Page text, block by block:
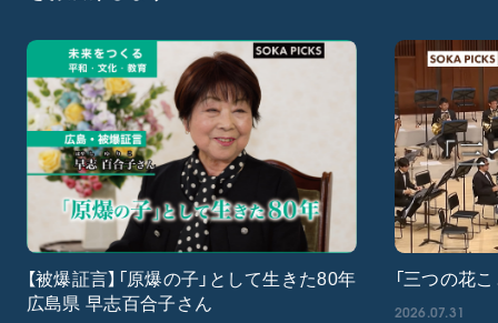
【被爆証言】「原爆の子」として生きた80年
広島県 早志百合子さん
「三つの花
2026.07.31